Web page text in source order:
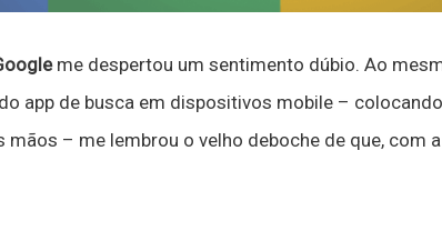
me despertou um sentimento dúbio. Ao
app de busca em dispositivos mobile –
mãos – me lembrou o velho deboche de que, com